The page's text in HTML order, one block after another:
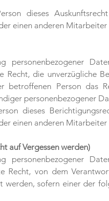
dieses
einen anderen
personenbezogener
Recht, die unverzügliche
betroffenen Person das
personenbezogener
dieses
einen anderen
auf Vergessen werden)
personenbezogener
Recht, von dem
werden, sofern einer der